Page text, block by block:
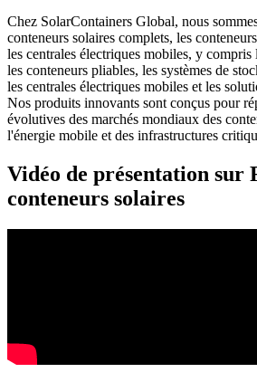
Chez SolarContainers Global, nous
conteneurs solaires complets, les
les centrales électriques mobiles, y compris
les conteneurs pliables, les systèmes de
les centrales électriques mobiles et les
Nos produits innovants sont conçus pour
évolutives des marchés mondiaux des
l'énergie mobile et des infrastructures
Vidéo de présentation sur
conteneurs solaires